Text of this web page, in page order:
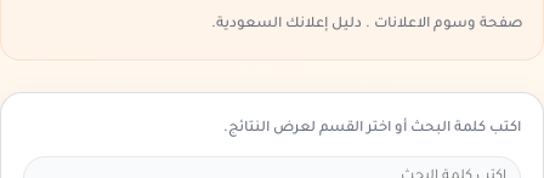
صفحة وسوم الاعلانات . دليل إعلانك السعودية.
اكتب كلمة البحث أو اختر القسم لعرض النتائج.